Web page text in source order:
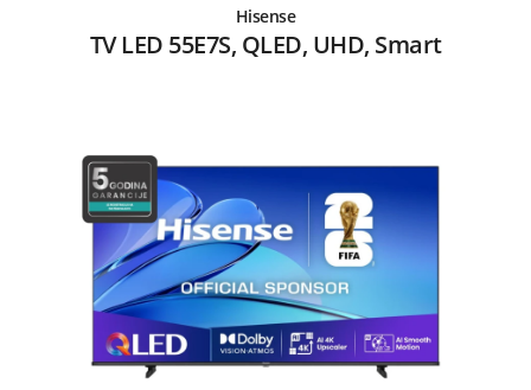
Hisense
TV LED 55E7S, QLED, UHD, Smart